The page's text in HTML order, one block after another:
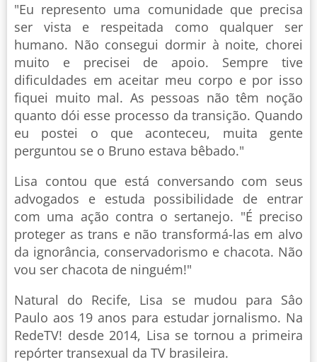
"Eu represento uma comunidade que precisa
ser vista e respeitada como qualquer ser
humano. Não consegui dormir à noite, chorei
muito e precisei de apoio. Sempre tive
dificuldades em aceitar meu corpo e por isso
fiquei muito mal. As pessoas não têm noção
quanto dói esse processo da transição. Quando
eu postei o que aconteceu, muita gente
perguntou se o Bruno estava bêbado."
Lisa contou que está conversando com seus
advogados e estuda possibilidade de entrar
com uma ação contra o sertanejo. "É preciso
proteger as trans e não transformá-las em alvo
da ignorância, conservadorismo e chacota. Não
vou ser chacota de ninguém!"
Natural do Recife, Lisa se mudou para Sâo
Paulo aos 19 anos para estudar jornalismo. Na
RedeTV! desde 2014, Lisa se tornou a primeira
repórter transexual da TV brasileira.